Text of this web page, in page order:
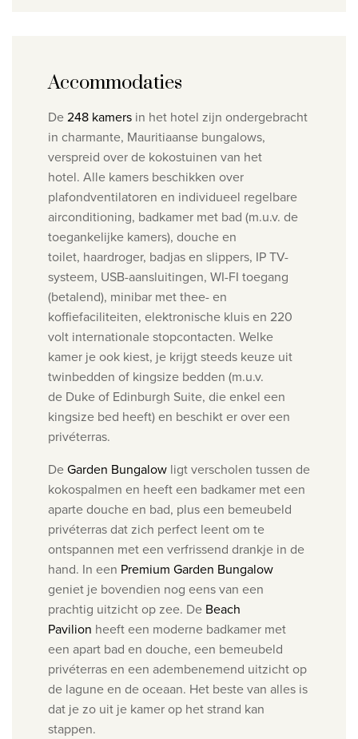
Accommodaties
De248 kamers in het hotel zijn ondergebracht
in charmante, Mauritiaanse bungalows,
verspreid over de kokostuinen van het
hotel. Alle kamers beschikken over
plafondventilatoren en individueel regelbare
airconditioning, badkamer met bad (m.u.v. de
toegankelijke kamers), douche en
toilet, haardroger, badjas en slippers, IP TV-
systeem, USB-aansluitingen, WI-FI toegang
(betalend), minibar met thee- en
koffiefaciliteiten, elektronische kluis en 220
volt internationale stopcontacten. Welke
kamer je ook kiest, je krijgt steeds keuze uit
twinbedden of kingsize bedden (m.u.v.
de Duke of Edinburgh Suite, die enkel een
kingsize bed heeft) en beschikt er over een
privéterras.
DeGarden Bungalow ligt verscholen tussen de
kokospalmen en heeft een badkamer met een
aparte douche en bad, plus een bemeubeld
privéterras dat zich perfect leent om te
ontspannen met een verfrissend drankje in de
hand. In een Premium Garden Bungalow
geniet je bovendien nog eens van een
prachtig uitzicht op zee. De Beach
Pavilion heeft een moderne badkamer met
een apart bad en douche, een bemeubeld
privéterras en een adembenemend uitzicht op
de lagune en de oceaan. Het beste van alles is
dat je zo uit je kamer op het strand kan
stappen.